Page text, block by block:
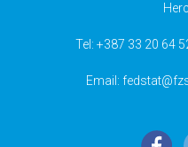
Tel: +387 33 20 64
Email: